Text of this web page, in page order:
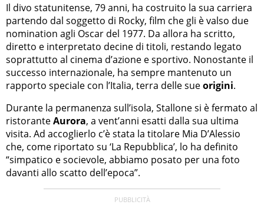
Il divo statunitense, 79 anni, ha costruito la sua carriera
partendo dal soggetto di Rocky, film che gli è valso due
nomination agli Oscar del 1977. Da allora ha scritto,
diretto e interpretato decine di titoli, restando legato
soprattutto al cinema d’azione e sportivo. Nonostante il
successo internazionale, ha sempre mantenuto un
rapporto speciale con l’Italia, terra delle sueorigini.
Durante la permanenza sull’isola, Stallone si è fermato al
ristoranteAurora, a vent’anni esatti dalla sua ultima
visita. Ad accoglierlo c’è stata la titolare Mia D’Alessio
che, come riportato su ‘La Repubblica’, lo ha definito
“simpatico e socievole, abbiamo posato per una foto
davanti allo scatto dell’epoca”.